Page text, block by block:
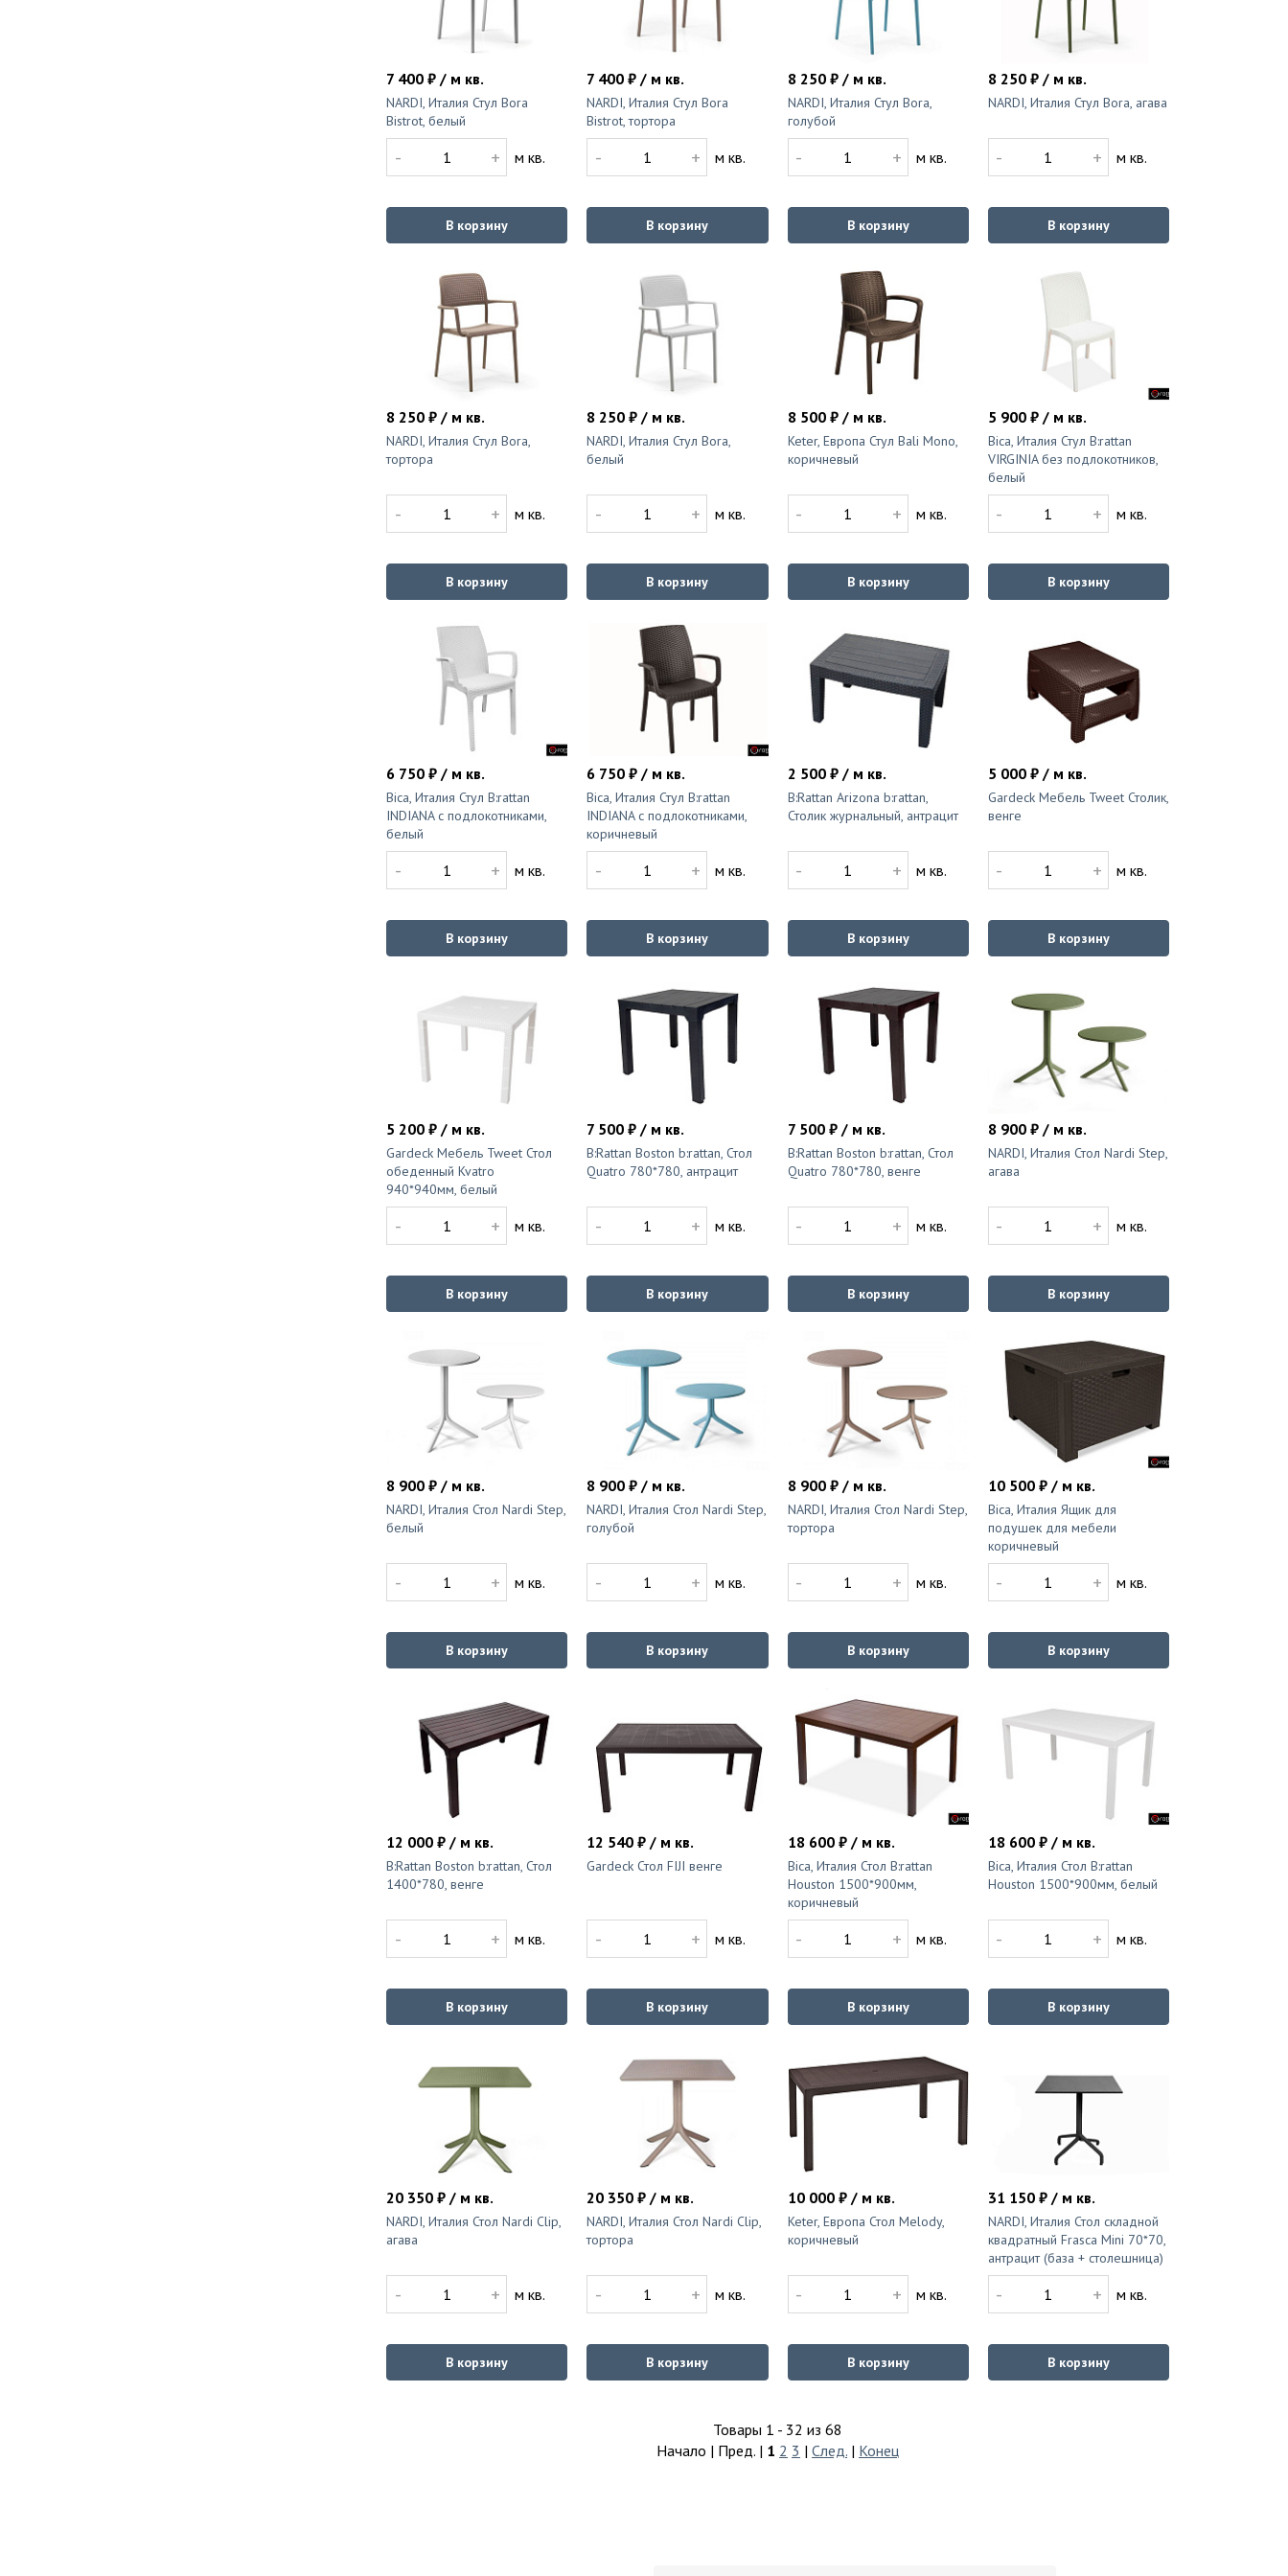
7 400 ₽ / м кв.
NARDI, Италия Стул Bora
Bistrot, белый
- + м кв.
В корзину
7 400 ₽ / м кв.
NARDI, Италия Стул Bora
Bistrot, тортора
- + м кв.
В корзину
8 250 ₽ / м кв.
NARDI, Италия Стул Bora,
голубой
- + м кв.
В корзину
8 250 ₽ / м кв.
NARDI, Италия Стул Bora, агава
- + м кв.
В корзину
8 250 ₽ / м кв.
NARDI, Италия Стул Bora,
тортора
- + м кв.
В корзину
8 250 ₽ / м кв.
NARDI, Италия Стул Bora,
белый
- + м кв.
В корзину
8 500 ₽ / м кв.
Keter, Европа Стул Bali Mono,
коричневый
- + м кв.
В корзину
5 900 ₽ / м кв.
Bica, Италия Стул B:rattan
VIRGINIA без подлокотников,
белый
- + м кв.
В корзину
6 750 ₽ / м кв.
Bica, Италия Стул B:rattan
INDIANA с подлокотниками,
белый
- + м кв.
В корзину
6 750 ₽ / м кв.
Bica, Италия Стул B:rattan
INDIANA с подлокотниками,
коричневый
- + м кв.
В корзину
2 500 ₽ / м кв.
B:Rattan Arizona b:rattan,
Столик журнальный, антрацит
- + м кв.
В корзину
5 000 ₽ / м кв.
Gardeck Мебель Tweet Столик,
венге
- + м кв.
В корзину
5 200 ₽ / м кв.
Gardeck Мебель Tweet Стол
обеденный Kvatro
940*940мм, белый
- + м кв.
В корзину
7 500 ₽ / м кв.
B:Rattan Boston b:rattan, Стол
Quatro 780*780, антрацит
- + м кв.
В корзину
7 500 ₽ / м кв.
B:Rattan Boston b:rattan, Стол
Quatro 780*780, венге
- + м кв.
В корзину
8 900 ₽ / м кв.
NARDI, Италия Стол Nardi Step,
агава
- + м кв.
В корзину
8 900 ₽ / м кв.
NARDI, Италия Стол Nardi Step,
белый
- + м кв.
В корзину
8 900 ₽ / м кв.
NARDI, Италия Стол Nardi Step,
голубой
- + м кв.
В корзину
8 900 ₽ / м кв.
NARDI, Италия Стол Nardi Step,
тортора
- + м кв.
В корзину
10 500 ₽ / м кв.
Bica, Италия Ящик для
подушек для мебели
коричневый
- + м кв.
В корзину
12 000 ₽ / м кв.
B:Rattan Boston b:rattan, Стол
1400*780, венге
- + м кв.
В корзину
12 540 ₽ / м кв.
Gardeck Стол FIJI венге
- + м кв.
В корзину
18 600 ₽ / м кв.
Bica, Италия Стол B:rattan
Houston 1500*900мм,
коричневый
- + м кв.
В корзину
18 600 ₽ / м кв.
Bica, Италия Стол B:rattan
Houston 1500*900мм, белый
- + м кв.
В корзину
20 350 ₽ / м кв.
NARDI, Италия Стол Nardi Clip,
агава
- + м кв.
В корзину
20 350 ₽ / м кв.
NARDI, Италия Стол Nardi Clip,
тортора
- + м кв.
В корзину
10 000 ₽ / м кв.
Keter, Европа Стол Melody,
коричневый
- + м кв.
В корзину
31 150 ₽ / м кв.
NARDI, Италия Стол складной
квадратный Frasca Mini 70*70,
антрацит (база + столешница)
- + м кв.
В корзину
Товары 1 - 32 из 68
Начало | Пред. | 1 2 3 | След. | Конец